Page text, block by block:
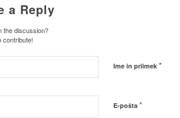
a Reply
the discussion?
contribute!
Ime in priimek *
E-pošta *